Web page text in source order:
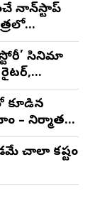
నాన్‌స్టాప్
తేజ్
స్టోరీ’ సినిమా
కూడిన
– నిర్మాతలు
చాలా కష్టం